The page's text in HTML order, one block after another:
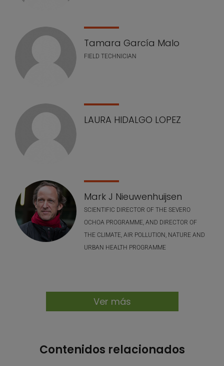
Tamara García Malo
FIELD TECHNICIAN
LAURA HIDALGO LOPEZ
Mark J Nieuwenhuijsen
SCIENTIFIC DIRECTOR OF THE SEVERO
OCHOA PROGRAMME, AND DIRECTOR OF
THE CLIMATE, AIR POLLUTION, NATURE AND
URBAN HEALTH PROGRAMME
Ver más
Contenidos relacionados